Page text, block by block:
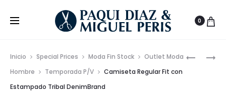
0
BAÑADOR
Inicio Special Prices Moda Fin Stock
Outlet Moda
Hombre
Temporada P/V
Camiseta Regular Fit con
Estampado Tribal DenimBrand